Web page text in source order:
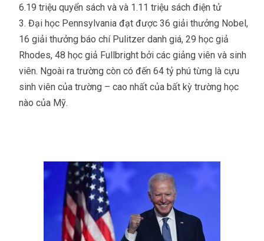
6.19 triệu quyển sách và và 1.11 triệu sách điện tử
Đại học Pennsylvania đạt được 36 giải thưởng Nobel,
16 giải thưởng báo chí Pulitzer danh giá, 29 học giả
Rhodes, 48 học giả Fullbright bởi các giảng viên và sinh
viên. Ngoài ra trường còn có đến 64 tỷ phú từng là cựu
sinh viên của trường – cao nhất của bất kỳ trường học
nào của Mỹ.